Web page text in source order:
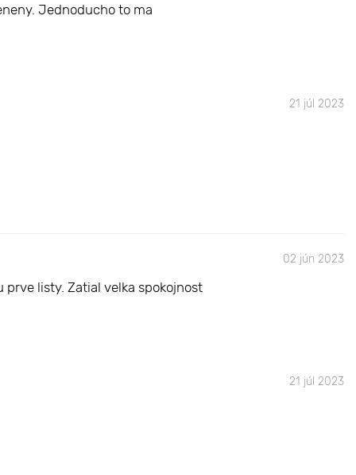
Jednoducho to ma
21 júl 2023
02 jún 2023
prve listy. Zatial velka spokojnost
21 júl 2023